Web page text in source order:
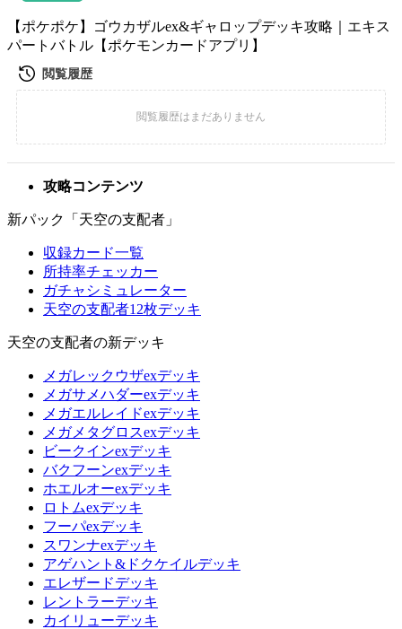
【ポケポケ】ゴウカザルex&ギャロップデッキ攻略｜エキス
パートバトル【ポケモンカードアプリ】
攻略コンテンツ
新パック「天空の支配者」
収録カード一覧
所持率チェッカー
ガチャシミュレーター
天空の支配者12枚デッキ
天空の支配者の新デッキ
メガレックウザexデッキ
メガサメハダーexデッキ
メガエルレイドexデッキ
メガメタグロスexデッキ
ビークインexデッキ
バクフーンexデッキ
ホエルオーexデッキ
ロトムexデッキ
フーパexデッキ
スワンナexデッキ
アゲハント&ドクケイルデッキ
エレザードデッキ
レントラーデッキ
カイリューデッキ